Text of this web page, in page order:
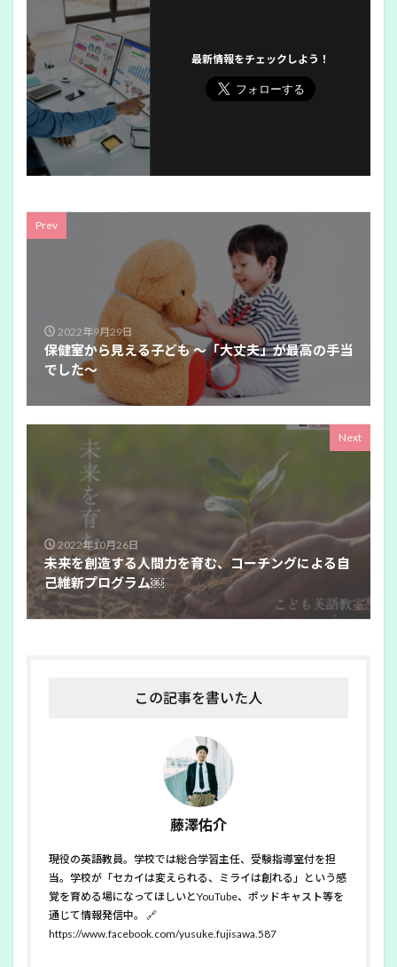
最新情報をチェックしよう！
Prev
2022年9月29日
保健室から見える子ども 〜「大丈夫」が最高の手当
でした〜
Next
2022年10月26日
未来を創造する人間力を育む、コーチングによる自
己維新プログラム￼
この記事を書いた人
藤澤佑介
現役の英語教員。学校では総合学習主任、受験指導室付を担
当。学校が「セカイは変えられる、ミライは創れる」という感
覚を育める場になってほしいとYouTube、ポッドキャスト等を
通じて情報発信中。 🔗
https://www.facebook.com/yusuke.fujisawa.587